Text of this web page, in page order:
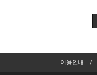
이용안내